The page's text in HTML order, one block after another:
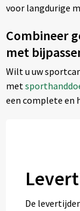
voor langdurige
Combineer
met
Wilt u uw
met
een complete en
De